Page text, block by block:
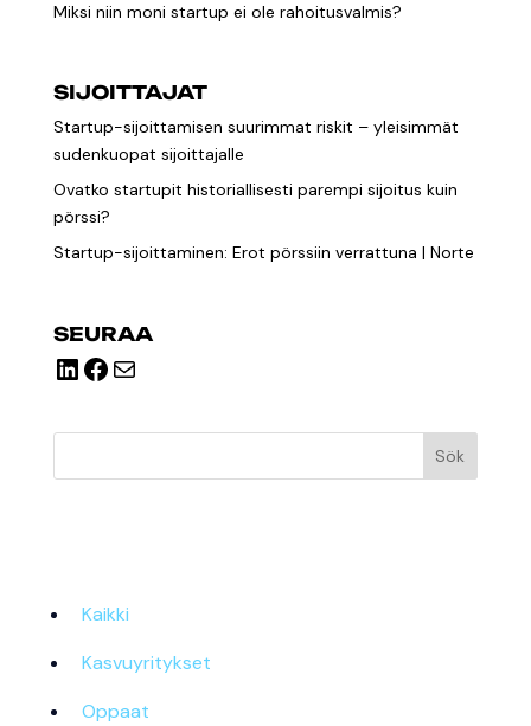
Miksi niin moni startup ei ole rahoitusvalmis?
SIJOITTAJAT
Startup-sijoittamisen suurimmat riskit – yleisimmät
sudenkuopat sijoittajalle
Ovatko startupit historiallisesti parempi sijoitus kuin
pörssi?
Startup-sijoittaminen: Erot pörssiin verrattuna | Norte
SEURAA
LinkedIn
Facebook
E-post
Sök
Kaikki
Kasvuyritykset
Oppaat